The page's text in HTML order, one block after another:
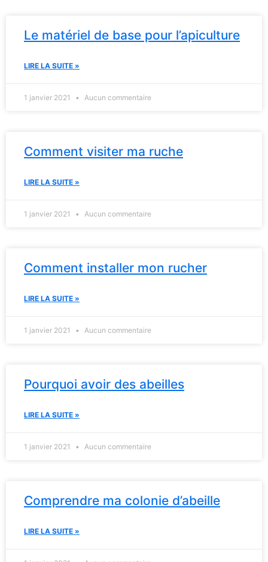
Le matériel de base pour l’apiculture
LIRE LA SUITE »
1 janvier 2021 Aucun commentaire
Comment visiter ma ruche
LIRE LA SUITE »
1 janvier 2021 Aucun commentaire
Comment installer mon rucher
LIRE LA SUITE »
1 janvier 2021 Aucun commentaire
Pourquoi avoir des abeilles
LIRE LA SUITE »
1 janvier 2021 Aucun commentaire
Comprendre ma colonie d’abeille
LIRE LA SUITE »